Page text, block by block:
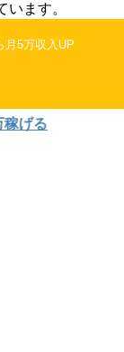
ます。
月5万収入UP